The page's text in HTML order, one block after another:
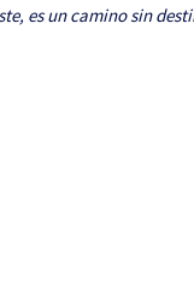
es un camino sin